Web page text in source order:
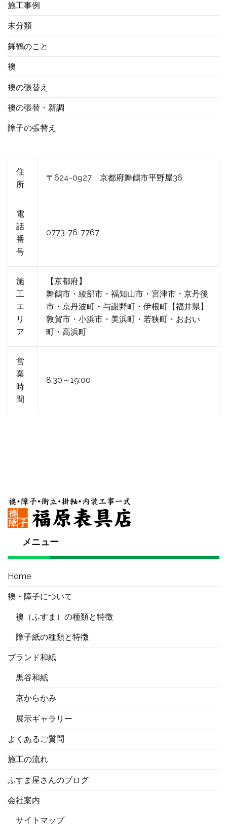
施工事例
未分類
舞鶴のこと
襖
襖の張替え
襖の張替・新調
障子の張替え
住
所
〒624-0927 京都府舞鶴市平野屋36
電
話
番
号
0773-76-7767
施
工
エ
リ
ア
【京都府】
舞鶴市・綾部市・福知山市・宮津市・京丹後
市・京丹波町・与謝野町・伊根町【福井県】
敦賀市・小浜市・美浜町・若狭町・おおい
町・高浜町
営
業
時
間
8:30～19:00
メニュー
Home
襖・障子について
襖（ふすま）の種類と特徴
障子紙の種類と特徴
ブランド和紙
黒谷和紙
京からかみ
展示ギャラリー
よくあるご質問
施工の流れ
ふすま屋さんのブログ
会社案内
サイトマップ